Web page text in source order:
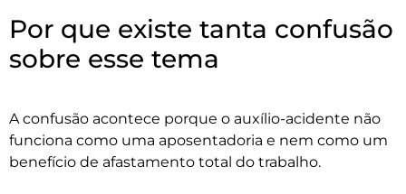
Por que existe tanta confusão
sobre esse tema
A confusão acontece porque o auxílio-acidente não
funciona como uma aposentadoria e nem como um
benefício de afastamento total do trabalho.